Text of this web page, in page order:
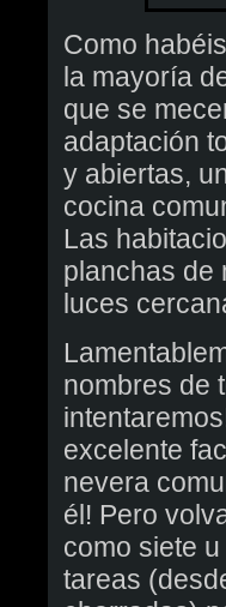
Como
la mayoría
que se
adaptación
y abiertas,
cocina
Las
planchas de
luces
nombres de
excelente
nevera
él! Pero
como siete
tareas